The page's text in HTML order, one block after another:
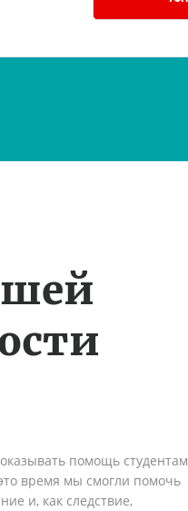
помощь студентам
время мы смогли помочь
и, как следствие,